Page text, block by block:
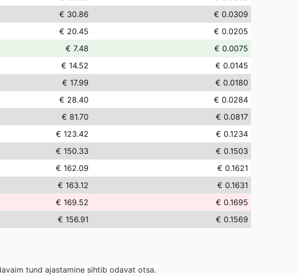
€ 30.86
€ 0.0309
€ 20.45
€ 0.0205
€ 7.48
€ 0.0075
€ 14.52
€ 0.0145
€ 17.99
€ 0.0180
€ 28.40
€ 0.0284
€ 81.70
€ 0.0817
€ 123.42
€ 0.1234
€ 150.33
€ 0.1503
€ 162.09
€ 0.1621
€ 163.12
€ 0.1631
€ 169.52
€ 0.1695
€ 156.91 € 0.1569
tund ajastamine sihtib odavat otsa.